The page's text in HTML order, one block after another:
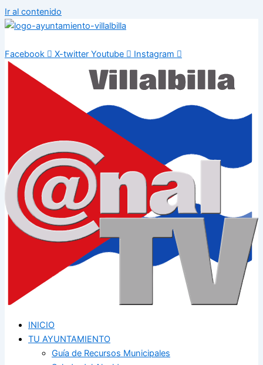
Ir al contenido
Facebook X-twitter Youtube Instagram
INICIO
TU AYUNTAMIENTO
Guía de Recursos Municipales